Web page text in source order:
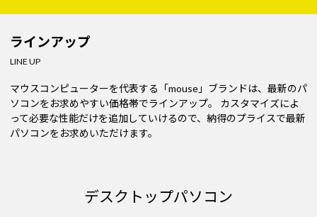
ラインアップ
LINE UP
マウスコンピューターを代表する「mouse」ブランドは、最新のパ
ソコンをお求めやすい価格帯でラインアップ。 カスタマイズによ
って必要な性能だけを追加していけるので、納得のプライスで最新
パソコンをお求めいただけます。
デスクトップパソコン